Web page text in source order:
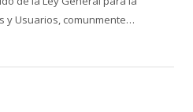
y Usuarios, comunmente…